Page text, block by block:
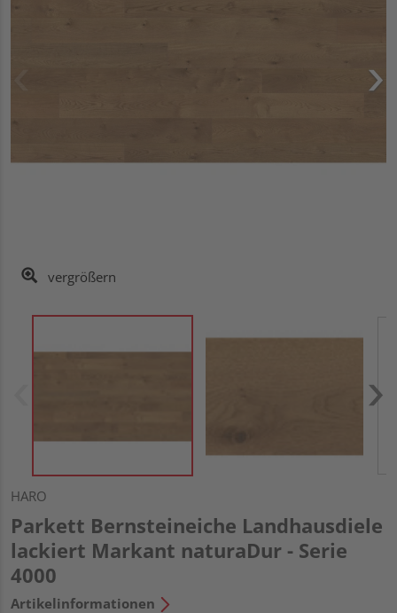
vergrößern
HARO
Parkett Bernsteineiche Landhausdiele
lackiert Markant naturaDur - Serie
4000
Artikelinformationen